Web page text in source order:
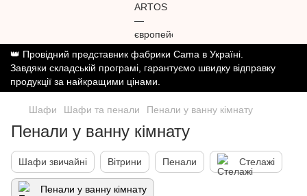
👑 Провідний представник фабрики Cama в Україні.
Завдяки складській програмі, гарантуємо швидку відправку
продукції за найкращими цінами.
Шафи Шафи та пенали Пенали у ванну кімнату
Пенали у ванну кімнату
Шафи звичайні Вітрини Пенали Стелажі
Пенали у ванну кімнату